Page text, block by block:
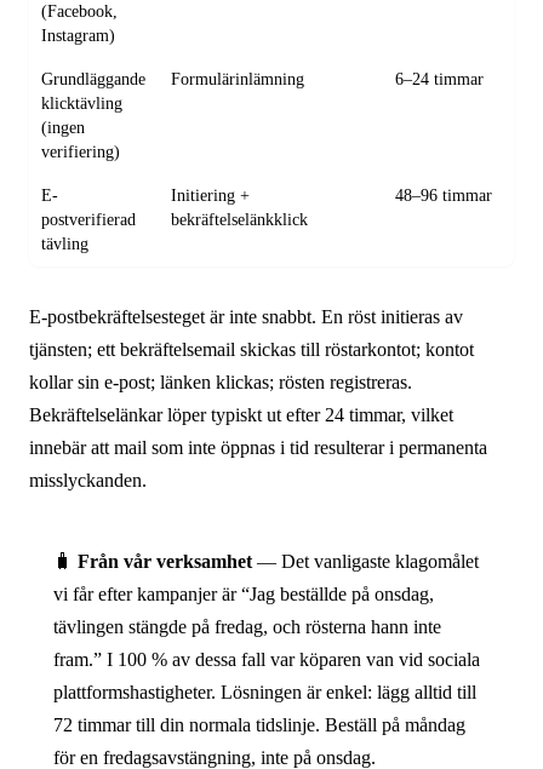
(Facebook,
Instagram)
Grundläggande
klicktävling
(ingen
verifiering)
Formulärinlämning 6–24 timmar
E-
postverifierad
tävling
Initiering +
bekräftelselänkklick
48–96 timmar
E-postbekräftelsesteget är inte snabbt. En röst initieras av
tjänsten; ett bekräftelsemail skickas till röstarkontot; kontot
kollar sin e-post; länken klickas; rösten registreras.
Bekräftelselänkar löper typiskt ut efter 24 timmar, vilket
innebär att mail som inte öppnas i tid resulterar i permanenta
misslyckanden.
🧳 Från vår verksamhet — Det vanligaste klagomålet
vi får efter kampanjer är “Jag beställde på onsdag,
tävlingen stängde på fredag, och rösterna hann inte
fram.” I 100 % av dessa fall var köparen van vid sociala
plattformshastigheter. Lösningen är enkel: lägg alltid till
72 timmar till din normala tidslinje. Beställ på måndag
för en fredagsavstängning, inte på onsdag.